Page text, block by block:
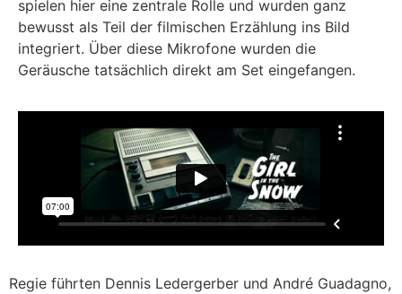
spielen hier eine zentrale Rolle und wurden ganz
bewusst als Teil der filmischen Erzählung ins Bild
integriert. Über diese Mikrofone wurden die
Geräusche tatsächlich direkt am Set eingefangen.
Regie führten Dennis Ledergerber und André Guadagno,